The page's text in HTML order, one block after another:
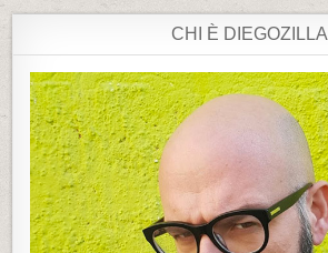
CHI È DIEGOZILLA